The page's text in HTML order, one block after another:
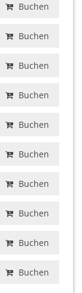
Buchen
Buchen
Buchen
Buchen
Buchen
Buchen
Buchen
Buchen
Buchen
Buchen